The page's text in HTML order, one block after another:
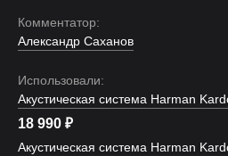
Комментатор:
Александр Саханов
Использовали:
Акустическая система Harman
18 990 ₽
Акустическая система Harman